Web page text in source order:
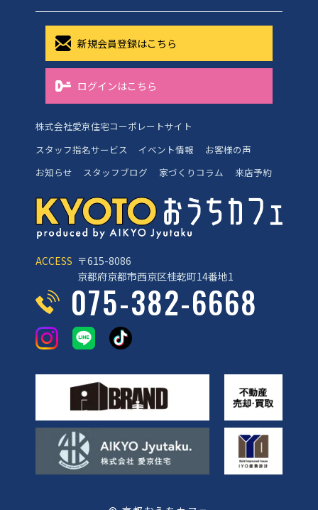
ACCESS 〒615-8086
京都府京都市西京区桂乾町14番地1
075-382-6668
新規会員登録はこちら
ログインはこちら
株式会社愛京住宅コーポレートサイト
スタッフ指名サービス
イベント情報
お客様の声
お知らせ
スタッフブログ 家づくりコラム 来店予約